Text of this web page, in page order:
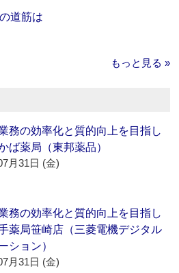
道筋は
もっと見る »
業務の効率化と質的向上を目指し
ば薬局（東邦薬品）
月31日 (金)
業務の効率化と質的向上を目指し
薬局笹崎店（三菱電機デジタル
ション）
月31日 (金)